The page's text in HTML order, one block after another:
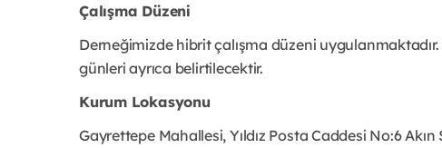
Çalışma Düzeni
Derneğimizde hibrit çalışma düzeni
günleri ayrıca belirtilecektir.
Kurum Lokasyonu
Gayrettepe Mahallesi, Yıldız Posta Caddesi No:6